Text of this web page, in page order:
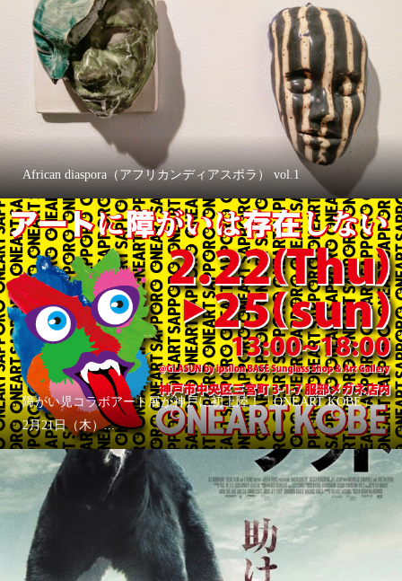
African diaspora（アフリカンディアスポラ） vol.1
障がい児コラボアート展が神戸に初上陸！「ONEART KOBE」
2月21日（木）...